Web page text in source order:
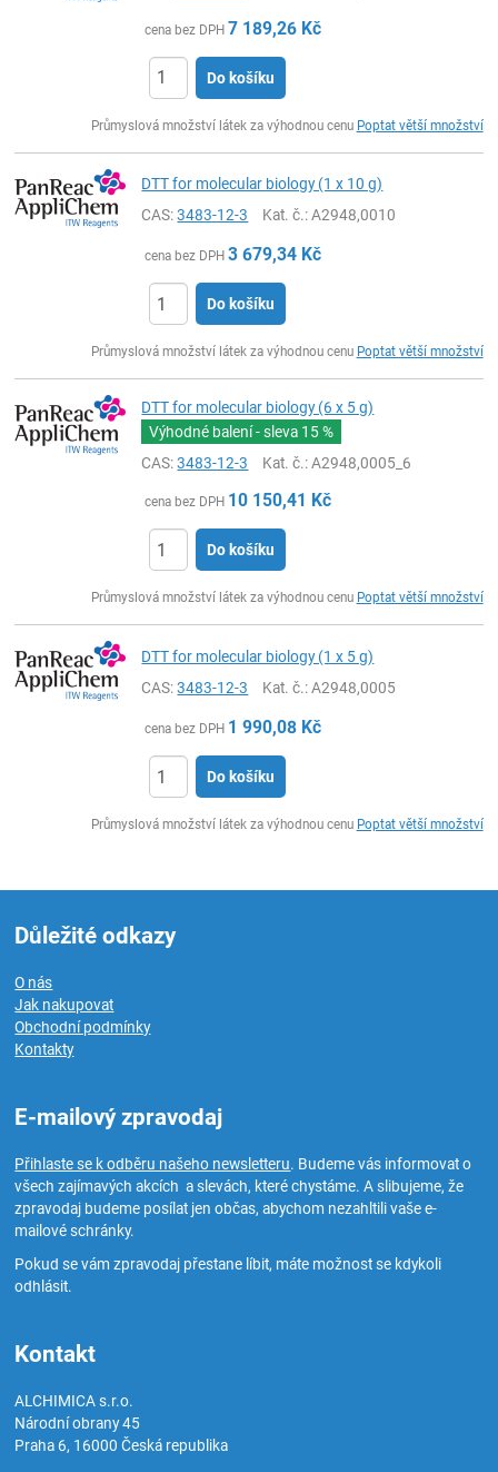
cena bez DPH 7 189,26 Kč
Do košíku
Průmyslová množství látek za výhodnou cenu Poptat větší množství
DTT for molecular biology (1 x 10 g)
CAS:3483-12-3 Kat. č.: A2948,0010
cena bez DPH 3 679,34 Kč
Do košíku
Průmyslová množství látek za výhodnou cenu Poptat větší množství
DTT for molecular biology (6 x 5 g)
Výhodné balení - sleva 15 %
CAS:3483-12-3 Kat. č.: A2948,0005_6
cena bez DPH 10 150,41 Kč
Do košíku
Průmyslová množství látek za výhodnou cenu Poptat větší množství
DTT for molecular biology (1 x 5 g)
CAS:3483-12-3 Kat. č.: A2948,0005
cena bez DPH 1 990,08 Kč
Do košíku
Průmyslová množství látek za výhodnou cenu Poptat větší množství
Důležité odkazy
O nás
Jak nakupovat
Obchodní podmínky
Kontakty
E-mailový zpravodaj
Přihlaste se k odběru našeho newsletteru. Budeme vás informovat o
všech zajímavých akcích a slevách, které chystáme. A slibujeme, že
zpravodaj budeme posílat jen občas, abychom nezahltili vaše e-
mailové schránky.
Pokud se vám zpravodaj přestane líbit, máte možnost se kdykoli
odhlásit.
Kontakt
ALCHIMICA s.r.o.
Národní obrany 45
Praha 6, 16000Česká republika